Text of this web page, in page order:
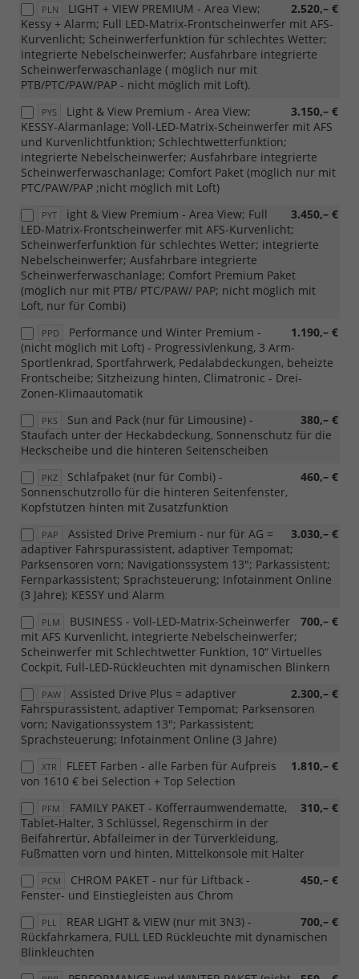
PLN 2.520,– €
LIGHT + VIEW PREMIUM - Area View;
Kessy + Alarm; Full LED-Matrix-Frontscheinwerfer mit AFS-
Kurvenlicht; Scheinwerferfunktion für schlechtes Wetter;
integrierte Nebelscheinwerfer; Ausfahrbare integrierte
Scheinwerferwaschanlage ( möglich nur mit
PTB/PTC/PAW/PAP - nicht möglich mit Loft).
PYS 3.150,– €
Light & View Premium - Area View;
KESSY-Alarmanlage; Voll-LED-Matrix-Scheinwerfer mit AFS
und Kurvenlichtfunktion; Schlechtwetterfunktion;
integrierte Nebelscheinwerfer; Ausfahrbare integrierte
Scheinwerferwaschanlage; Comfort Paket (möglich nur mit
PTC/PAW/PAP ;nicht möglich mit Loft)
PYT 3.450,– €
ight & View Premium - Area View; Full
LED-Matrix-Frontscheinwerfer mit AFS-Kurvenlicht;
Scheinwerferfunktion für schlechtes Wetter; integrierte
Nebelscheinwerfer; Ausfahrbare integrierte
Scheinwerferwaschanlage; Comfort Premium Paket
(möglich nur mit PTB/ PTC/PAW/ PAP; nicht möglich mit
Loft, nur für Combi)
PPD 1.190,– €
Performance und Winter Premium -
(nicht möglich mit Loft) - Progressivlenkung, 3 Arm-
Sportlenkrad, Sportfahrwerk, Pedalabdeckungen, beheizte
Frontscheibe; Sitzheizung hinten, Climatronic - Drei-
Zonen-Klimaautomatik
PKS 380,– €
Sun and Pack (nur für Limousine) -
Staufach unter der Heckabdeckung, Sonnenschutz für die
Heckscheibe und die hinteren Seitenscheiben
PKZ 460,– €
Schlafpaket (nur für Combi) -
Sonnenschutzrollo für die hinteren Seitenfenster,
Kopfstützen hinten mit Zusatzfunktion
PAP 3.030,– €
Assisted Drive Premium - nur für AG =
adaptiver Fahrspurassistent, adaptiver Tempomat;
Parksensoren vorn; Navigationssystem 13"; Parkassistent;
Fernparkassistent; Sprachsteuerung; Infotainment Online
(3 Jahre); KESSY und Alarm
PLM 700,– €
BUSINESS - Voll-LED-Matrix-Scheinwerfer
mit AFS Kurvenlicht, integrierte Nebelscheinwerfer;
Scheinwerfer mit Schlechtwetter Funktion, 10“ Virtuelles
Cockpit, Full-LED-Rückleuchten mit dynamischen Blinkern
PAW 2.300,– €
Assisted Drive Plus = adaptiver
Fahrspurassistent, adaptiver Tempomat; Parksensoren
vorn; Navigationssystem 13"; Parkassistent;
Sprachsteuerung; Infotainment Online (3 Jahre)
XTR 1.810,– €
FLEET Farben - alle Farben für Aufpreis
von 1610 € bei Selection + Top Selection
PFM 310,– €
FAMILY PAKET - Kofferraumwendematte,
Tablet-Halter, 3 Schlüssel, Regenschirm in der
Beifahrertür, Abfalleimer in der Türverkleidung,
Fußmatten vorn und hinten, Mittelkonsole mit Halter
PCM 450,– €
CHROM PAKET - nur für Liftback -
Fenster- und Einstiegleisten aus Chrom
PLL 700,– €
REAR LIGHT & VIEW (nur mit 3N3) -
Rückfahrkamera, FULL LED Rückleuchte mit dynamischen
Blinkleuchten